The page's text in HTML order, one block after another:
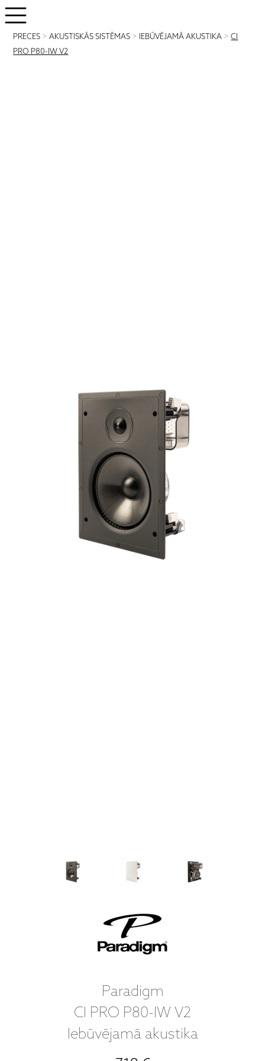
PRECES >AKUSTISKĀS SISTĒMAS > IEBŪVĒJAMĀ AKUSTIKA >CI
PRO P80-IW V2
Paradigm
CI PRO P80-IW V2
Iebūvējamā akustika